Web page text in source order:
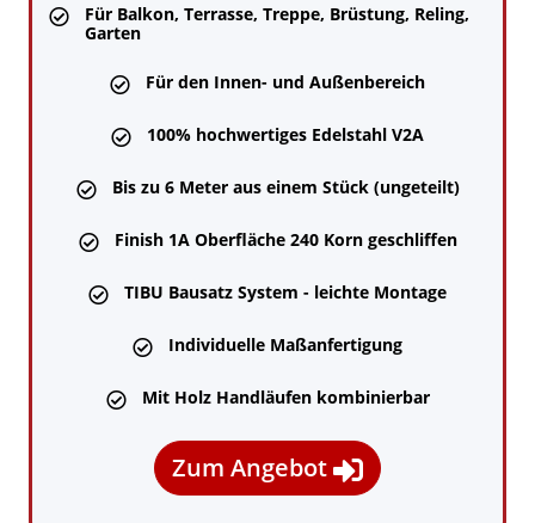

Für Balkon, Terrasse, Treppe, Brüstung, Reling,
Garten
 Für den Innen- und Außenbereich
 100% hochwertiges Edelstahl V2A
 Bis zu 6 Meter aus einem Stück (ungeteilt)
 Finish 1A Oberfläche 240 Korn geschliffen
 TIBU Bausatz System - leichte Montage
 Individuelle Maßanfertigung
 Mit Holz Handläufen kombinierbar
Zum Angebot 